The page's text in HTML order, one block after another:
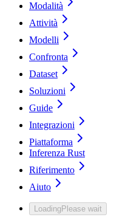
Modalità
Attività
Modelli
Confronta
Dataset
Soluzioni
Guide
Integrazioni
Piattaforma
Inferenza Rust
Riferimento
Aiuto
LoadingPlease wait